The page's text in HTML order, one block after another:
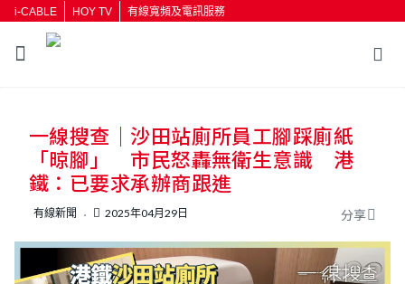
i-CABLE HOY TV 有線寬頻及電訊服務
按輸入鍵開始搜尋
一線搜查｜沙田站廁所員工腳踩廁紙
「晾腳」 市民怒轟無衛生意識 港
鐵：已要求承辦商跟進
有線新聞 2025年04月29日 分享